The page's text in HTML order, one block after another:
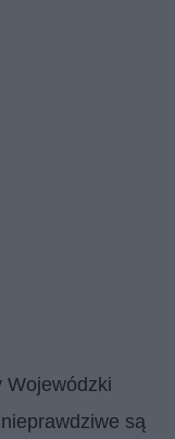
Wojewódzki
są